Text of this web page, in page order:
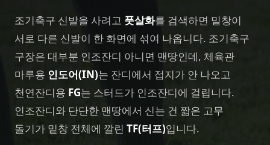
조기축구 신발을 사려고 풋살화를 검색하면 밑창이
서로 다른 신발이 한 화면에 섞여 나옵니다. 조기축구
구장은 대부분 인조잔디 아니면 맨땅인데, 체육관
마루용 인도어(IN)는 잔디에서 접지가 안 나오고
천연잔디용 FG는 스터드가 인조잔디에 걸립니다.
인조잔디와 단단한 맨땅에서 신는 건 짧은 고무
돌기가 밑창 전체에 깔린 TF(터프)입니다.